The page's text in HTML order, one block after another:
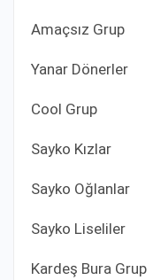
Amaçsız Grup
Yanar Dönerler
Cool Grup
Sayko Kızlar
Sayko Oğlanlar
Sayko Liseliler
Kardeş Bura Grup